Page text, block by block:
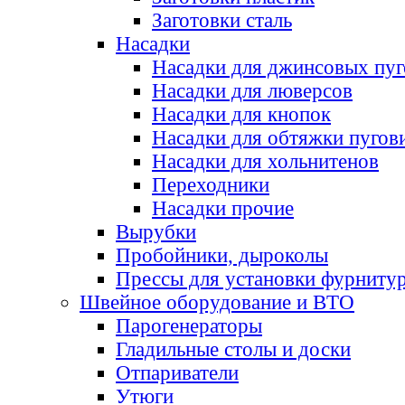
Заготовки сталь
Насадки
Насадки для джинсовых
Насадки для люверсов
Насадки для кнопок
Насадки для обтяжки
Насадки для хольнитенов
Переходники
Насадки прочие
Вырубки
Пробойники, дыроколы
Прессы для установки
Швейное оборудование и ВТО
Парогенераторы
Гладильные столы и доски
Отпариватели
Утюги